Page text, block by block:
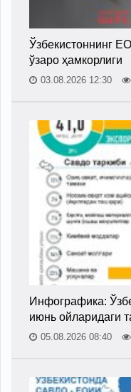
Ўзбекистоннинг
ўзаро ҳамкорлиги
03.08.2026 12:30
Инфографика:
июнь ойларидаги
05.08.2026 08:40